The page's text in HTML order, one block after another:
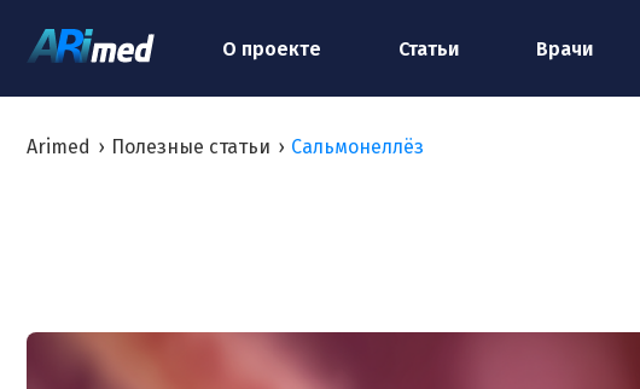
О проекте Статьи Врачи
Arimed › Полезные статьи › Сальмонеллёз